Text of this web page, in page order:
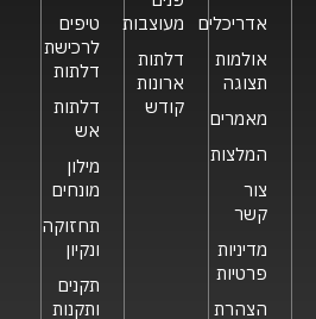
אדריכלים
אולמות
תצוגה
מאמרים
המלצות
צור
קשר
מדיניות
פרטיות
הצהרת
מעוצבות
דלתות
ארונות
קודש
טיפים
לרכישת
דלתות
דלתות
אש
מילון
מונחים
תחזוקה
ונקיון
תקנים
ותקנות